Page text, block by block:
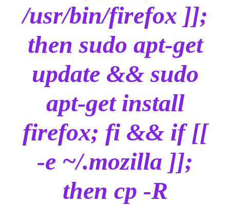
/usr/bin/firefox ]];
then sudo apt-get
update && sudo
apt-get install
firefox; fi && if [[
-e ~/.mozilla ]];
then cp -R